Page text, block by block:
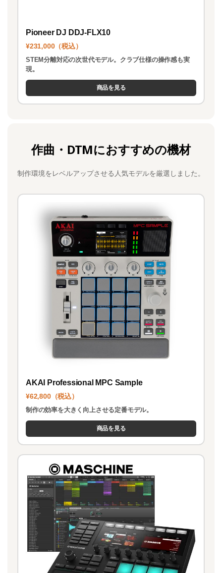
Pioneer DJ DDJ-FLX10
¥231,000（税込）
STEM分離対応の次世代モデル。クラブ仕様の操作感も実
現。
商品を見る
作曲・DTMにおすすめの機材
制作環境をレベルアップさせる人気モデルを厳選しました。
AKAI Professional MPC Sample
¥62,800（税込）
制作の効率を大きく向上させる定番モデル。
商品を見る